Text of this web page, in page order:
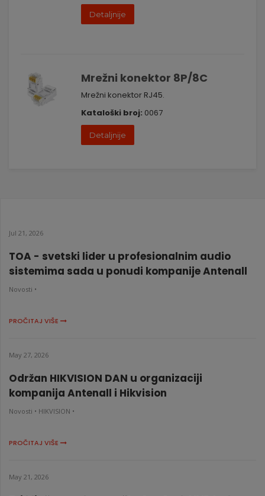
Detaljnije
Mrežni konektor 8P/8C
Mrežni konektor RJ45.
Kataloški broj: 0067
Detaljnije
Jul 21, 2026
TOA - svetski lider u profesionalnim audio
sistemima sada u ponudi kompanije Antenall
Novosti •
PROČITAJ VIŠE
May 27, 2026
Održan HIKVISION DAN u organizaciji
kompanija Antenall i Hikvision
Novosti • HIKVISION •
PROČITAJ VIŠE
May 21, 2026